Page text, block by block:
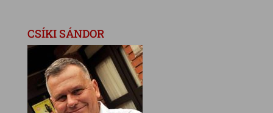
CSÍKI SÁNDOR